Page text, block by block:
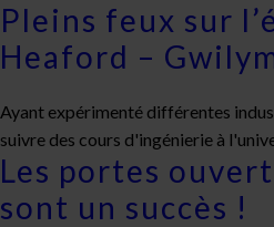
Pleins feux sur
Heaford –
Ayant expérimenté différentes
suivre des cours d'ingénierie à
Les portes
sont un succès !